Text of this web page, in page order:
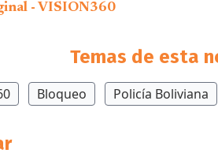
- VISION360
Temas de esta
Bloqueo Policía Boliviana